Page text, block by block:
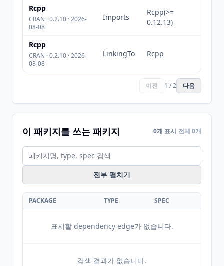
Rcpp
CRAN · 0.2.10 · 2026-
08-08
Imports
Rcpp(>=
0.12.13)
Rcpp
CRAN · 0.2.10 · 2026-
08-08
LinkingTo Rcpp
이전 1 / 2 다음
이 패키지를 쓰는 패키지 0개 표시 전체 0개
전부 펼치기
PACKAGE TYPE SPEC
표시할 dependency edge가 없습니다.
검색 결과가 없습니다.